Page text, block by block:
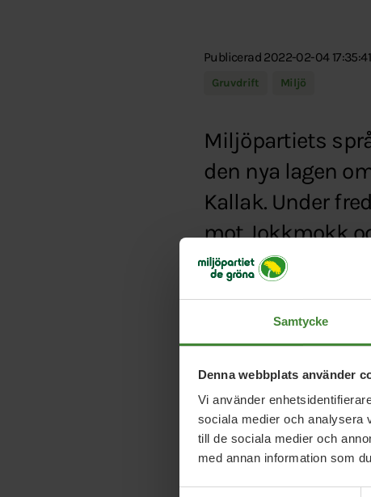
Samtycke
Denna webbplats använder
Vi använder
sociala medier och analysera
till de sociala medier och
med annan information som
Publicerad 2022-02-04 17:35:41
Gruvdrift Miljö
Miljöpartiets
den nya lagen
Kallak. Under
mot Jokkmokk
Typ:Artikel
Länk:https://
lagen-om-samiskt-